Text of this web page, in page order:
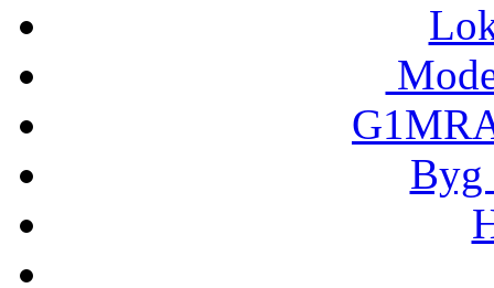
Byg